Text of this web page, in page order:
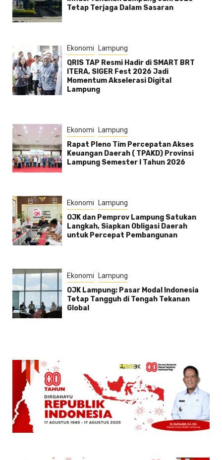
Tetap Terjaga Dalam Sasaran
Ekonomi Lampung
QRIS TAP Resmi Hadir di SMART BRT
ITERA, SIGER Fest 2026 Jadi
Momentum Akselerasi Digital
Lampung
Ekonomi Lampung
Rapat Pleno Tim Percepatan Akses
Keuangan Daerah ( TPAKD) Provinsi
Lampung Semester l Tahun 2026
Ekonomi Lampung
OJK dan Pemprov Lampung Satukan
Langkah, Siapkan Obligasi Daerah
untuk Percepat Pembangunan
Ekonomi Lampung
OJK Lampung: Pasar Modal Indonesia
Tetap Tangguh di Tengah Tekanan
Global